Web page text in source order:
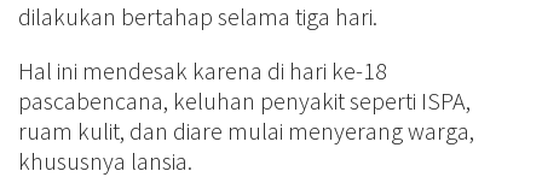
dilakukan bertahap selama tiga hari.
Hal ini mendesak karena di hari ke-18
pascabencana, keluhan penyakit seperti ISPA,
ruam kulit, dan diare mulai menyerang warga,
khususnya lansia.